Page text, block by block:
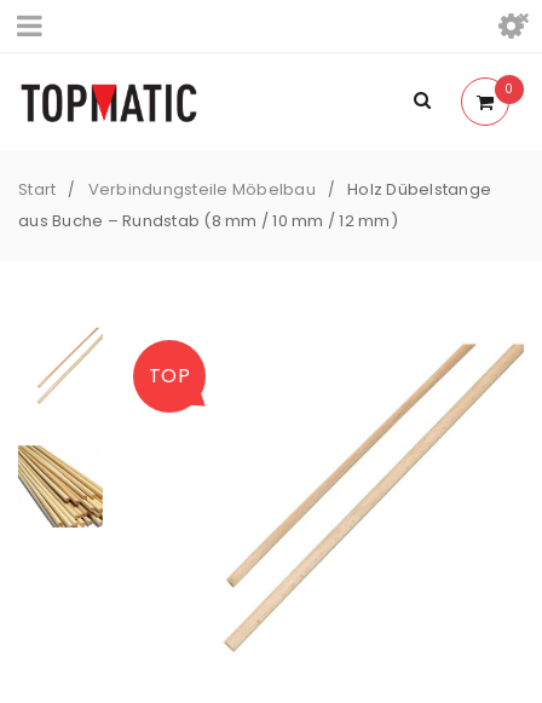
0
Start / Verbindungsteile Möbelbau /
Holz Dübelstange
aus Buche – Rundstab (8 mm / 10 mm / 12 mm)
TOP